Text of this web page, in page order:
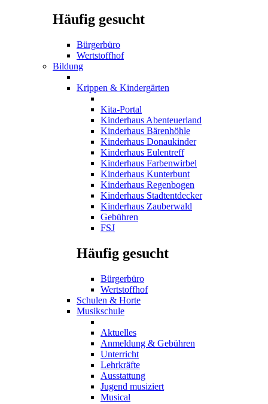
Häufig gesucht
Bürgerbüro
Wertstoffhof
Bildung
Krippen & Kindergärten
Kita-Portal
Kinderhaus Abenteuerland
Kinderhaus Bärenhöhle
Kinderhaus Donaukinder
Kinderhaus Eulentreff
Kinderhaus Farbenwirbel
Kinderhaus Kunterbunt
Kinderhaus Regenbogen
Kinderhaus Stadtentdecker
Kinderhaus Zauberwald
Gebühren
FSJ
Häufig gesucht
Bürgerbüro
Wertstoffhof
Schulen & Horte
Musikschule
Aktuelles
Anmeldung & Gebühren
Unterricht
Lehrkräfte
Ausstattung
Jugend musiziert
Musical